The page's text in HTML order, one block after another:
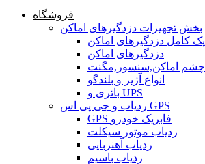
فروشگاه
بخش تجهیزات دزدگیرهای اماکن
پک کامل دزدگیرهای اماکن
دزدگیرهای اماکن
چشم اماکن,سنسور,مگنت
انواع آژیر و بلندگو
باتری و UPS
ردیاب و جی پی اس GPS
GPS فابریک خودرو
ردیاب موتور سیکلت
ردیاب آهنربایی
ردیاب باسیم